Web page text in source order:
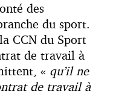
des
du sport.
CCN du Sport
de travail à
« qu’il ne
de travail à